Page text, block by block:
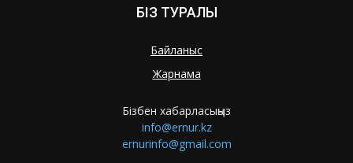
БІЗ ТУРАЛЫ
Байланыс
Жарнама
Бізбен хабарласыңыз
info@ernur.kz
ernurinfo@gmail.com